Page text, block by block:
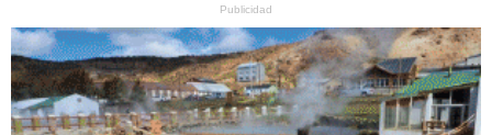
Publicidad